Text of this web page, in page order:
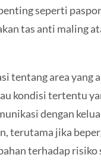
seperti
tas anti maling
tentang area yang
kondisi tertentu
dengan
terutama jika
terhadap risiko